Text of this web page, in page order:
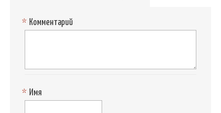
Комментарий
*
Имя
*